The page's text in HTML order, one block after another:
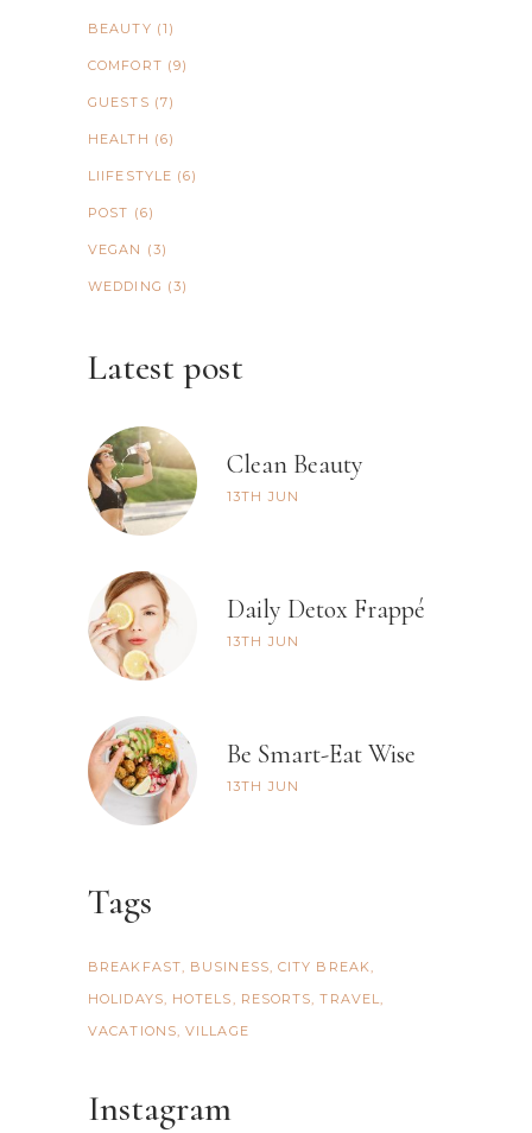
BEAUTY (1)
COMFORT (9)
GUESTS (7)
HEALTH (6)
LIIFESTYLE (6)
POST (6)
VEGAN (3)
WEDDING (3)
Latest post
Clean Beauty
13TH JUN
Daily Detox Frappé
13TH JUN
Be Smart-Eat Wise
13TH JUN
Tags
BREAKFAST BUSINESS CITY BREAK
HOLIDAYS
HOTELS RESORTS TRAVEL
VACATIONS VILLAGE
Instagram